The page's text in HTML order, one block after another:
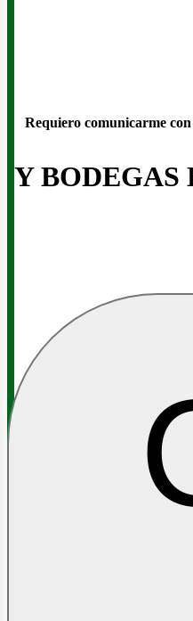
Y BODEGAS
Requiero comunicarme